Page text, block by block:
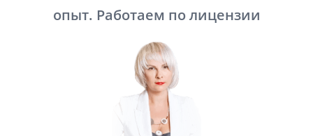
опыт. Работаем по лицензии